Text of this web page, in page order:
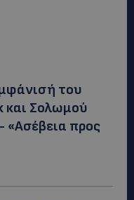
του
και Σολωμού
«Ασέβεια προς